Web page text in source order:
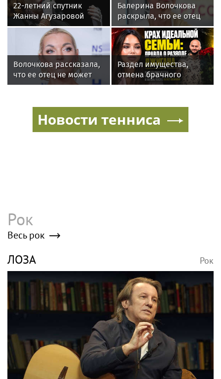
22-летний спутник
Жанны Агузаровой
опроверг роман с
певицей
Балерина Волочкова
раскрыла, что ее отец
не может
восстановиться после
инсульта
Волочкова рассказала,
что ее отец не может
восстановиться после
Раздел имущества,
отмена брачного
контракта и новые
Джиган после развода с
Оксаной Самойловой
Новости тенниса
Рок
Весь рок
ЛОЗА Рок